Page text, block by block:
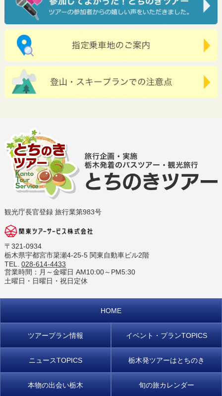
観光庁長官登録 旅行業第983号
〒321-0934
栃木県宇都宮市簗瀬4-25-5 関東自動車ビル2階
TEL. 028-614-4433
営業時間：月～金曜日 AM10:00～PM5:30
土曜日・日曜日・祝日定休
HOME
ツアープラン情報 イベント・プランTOPICS
ニュースTOPICS 栃木発ツアーはとちのき
本物の出会い栃木 旬の旅カレンダー